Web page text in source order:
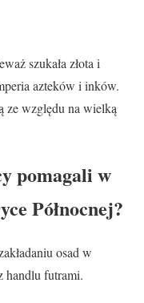
szukała złota i
azteków i inków.
ze względu na wielką
pomagali w
Północnej?
osad w
handlu futrami.